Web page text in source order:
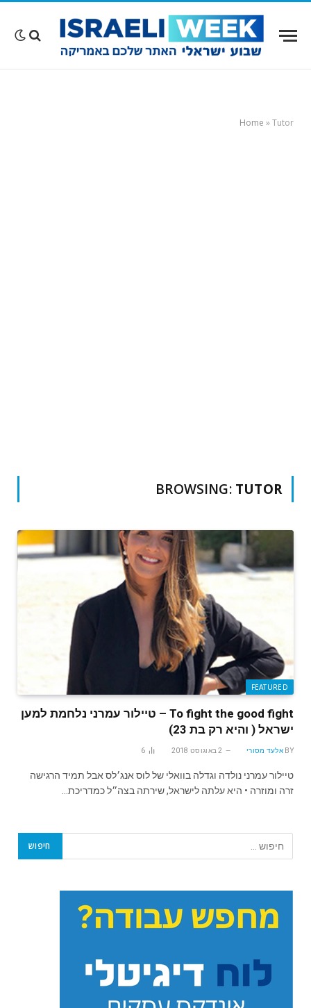
Home »Tutor
BROWSING: TUTOR
FEATURED
To fight the good fight – טיילור עמרני נלחמת למען
ישראל ( והיא רק בת 23)
BY אלעד מסורי 2 באוגוסט 2018 6
טיילור עמרני נולדה וגדלה בוואלי של לוס אנג׳לס אבל תמיד הרגישה
זרה ומוזרה • היא עלתה לישראל, שירתה בצה״ל כמדריכת…